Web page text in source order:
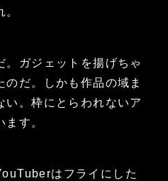
。ガジェットを揚げちゃ
のだ。しかも作品の域ま
。枠にとらわれないア
す。
はフライにした